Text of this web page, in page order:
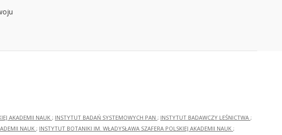
AKADEMII NAUK ; INSTYTUT BADAŃ SYSTEMOWYCH PAN ; INSTYTUT BADAWCZY LEŚNICTWA ;
NAUK ; INSTYTUT BOTANIKI IM. WŁADYSŁAWA SZAFERA POLSKIEJ AKADEMII NAUK ;